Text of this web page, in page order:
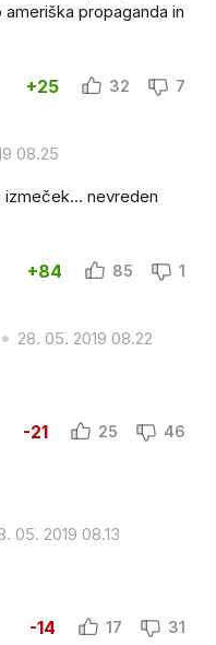
propaganda in
+25 32 7
08.25
nevreden
+84 85 1
28. 05. 2019 08.22
-21 25 46
05. 2019 08.13
-14 17 31